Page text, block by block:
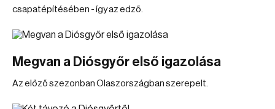
csapatépítésében - így az edző.
Megvan a Diósgyőr első igazolása
Az előző szezonban Olaszországban szerepelt.